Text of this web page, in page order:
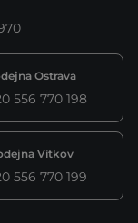
Ostrava
556 770 198
Vítkov
556 770 199